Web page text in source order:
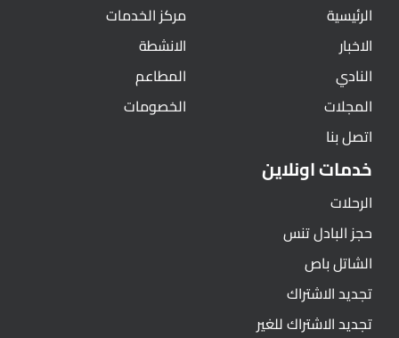
الرئيسية
الاخبار
النادي
المجلات
اتصل بنا
مركز الخدمات
الانشطة
المطاعم
الخصومات
خدمات اونلاين
الرحلات
حجز البادل تنس
الشاتل باص
تجديد الاشتراك
تجديد الاشتراك للغير